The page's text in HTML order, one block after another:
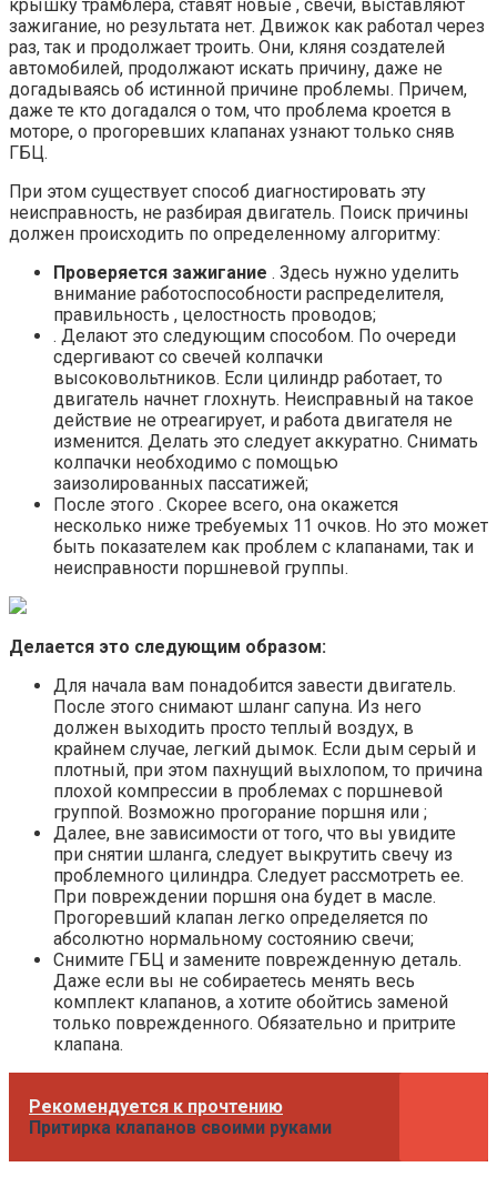
крышку трамблера, ставят новые , свечи, выставляют
зажигание, но результата нет. Движок как работал через
раз, так и продолжает троить. Они, кляня создателей
автомобилей, продолжают искать причину, даже не
догадываясь об истинной причине проблемы. Причем,
даже те кто догадался о том, что проблема кроется в
моторе, о прогоревших клапанах узнают только сняв
ГБЦ.
При этом существует способ диагностировать эту
неисправность, не разбирая двигатель. Поиск причины
должен происходить по определенному алгоритму:
Проверяется зажигание . Здесь нужно уделить
внимание работоспособности распределителя,
правильность , целостность проводов;
. Делают это следующим способом. По очереди
сдергивают со свечей колпачки
высоковольтников. Если цилиндр работает, то
двигатель начнет глохнуть. Неисправный на такое
действие не отреагирует, и работа двигателя не
изменится. Делать это следует аккуратно. Снимать
колпачки необходимо с помощью
заизолированных пассатижей;
После этого . Скорее всего, она окажется
несколько ниже требуемых 11 очков. Но это может
быть показателем как проблем с клапанами, так и
неисправности поршневой группы.
Делается это следующим образом:
Для начала вам понадобится завести двигатель.
После этого снимают шланг сапуна. Из него
должен выходить просто теплый воздух, в
крайнем случае, легкий дымок. Если дым серый и
плотный, при этом пахнущий выхлопом, то причина
плохой компрессии в проблемах с поршневой
группой. Возможно прогорание поршня или ;
Далее, вне зависимости от того, что вы увидите
при снятии шланга, следует выкрутить свечу из
проблемного цилиндра. Следует рассмотреть ее.
При повреждении поршня она будет в масле.
Прогоревший клапан легко определяется по
абсолютно нормальному состоянию свечи;
Снимите ГБЦ и замените поврежденную деталь.
Даже если вы не собираетесь менять весь
комплект клапанов, а хотите обойтись заменой
только поврежденного. Обязательно и притрите
клапана.
Рекомендуется к прочтению
Притирка клапанов своими руками